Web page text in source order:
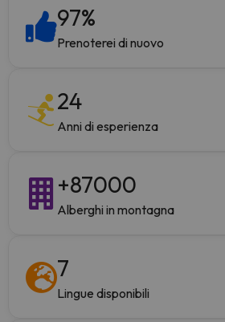
97%
Prenoterei di nuovo
24
Anni di esperienza
+87000
Alberghi in montagna
7
Lingue disponibili